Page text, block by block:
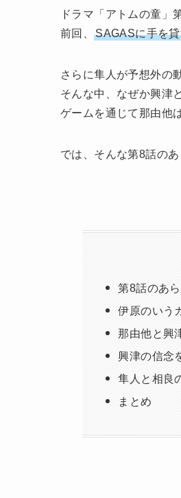
ドラマ「アトムの童」
前回、SAGASに手を
さらに隼人が予想外の
そんな中、なぜか興津
ゲームを通じて那由他
では、そんな第8話の
第8話のあ
伊原のいう
那由他と興
興津の信念
隼人と相良
まとめ